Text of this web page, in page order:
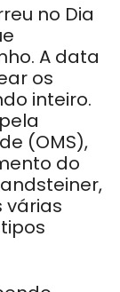
no Dia
A data
os
inteiro.
(OMS),
do
várias